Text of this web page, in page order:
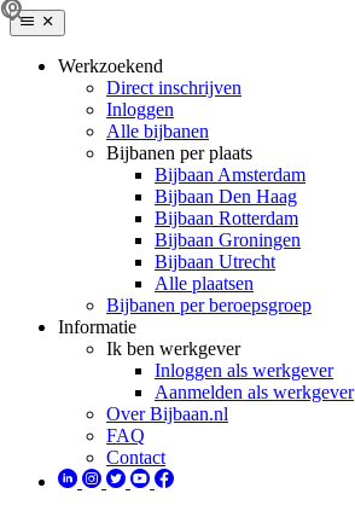
Werkzoekend
Direct inschrijven
Inloggen
Alle bijbanen
Bijbanen per plaats
Bijbaan Amsterdam
Bijbaan Den Haag
Bijbaan Rotterdam
Bijbaan Groningen
Bijbaan Utrecht
Alle plaatsen
Bijbanen per beroepsgroep
Informatie
Ik ben werkgever
Inloggen als werkgever
Aanmelden als werkgever
Over Bijbaan.nl
FAQ
Contact